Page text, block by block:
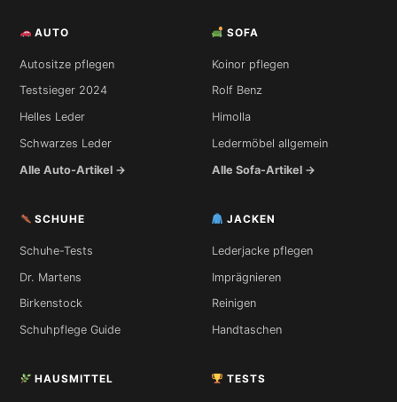
AUTO
Autositze pflegen
Testsieger 2024
Helles Leder
Schwarzes Leder
Alle Auto-Artikel →
SOFA
Koinor pflegen
Rolf Benz
Himolla
Ledermöbel allgemein
Alle Sofa-Artikel →
SCHUHE
Schuhe-Tests
Dr. Martens
Birkenstock
Schuhpflege Guide
JACKEN
Lederjacke pflegen
Imprägnieren
Reinigen
Handtaschen
HAUSMITTEL TESTS